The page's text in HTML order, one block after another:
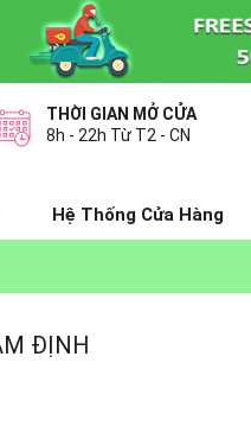
THỜI GIAN MỞ CỬA
8h - 22h Từ T2 - CN
Hệ Thống Cửa Hàng
ĐỊNH